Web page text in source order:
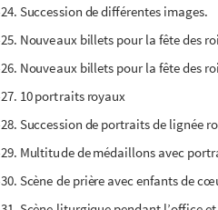
Succession de différentes images.
Nouveaux billets pour la fête des
Nouveaux billets pour la fête des
10 portraits royaux
Succession de portraits de lignée
Multitude de médaillons avec
Scène de prière avec enfants de